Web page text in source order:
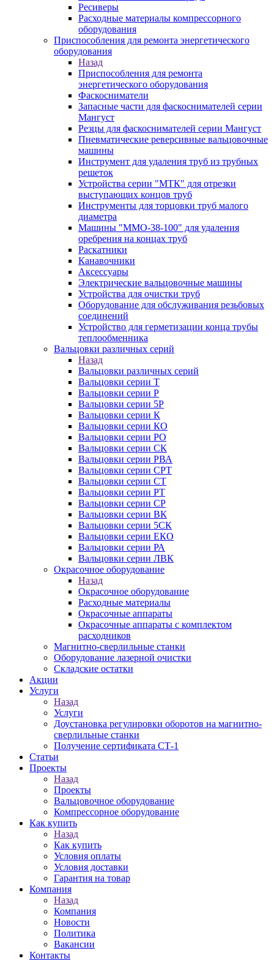
Ресиверы
Расходные материалы компрессорного
оборудования
Приспособления для ремонта энергетического
оборудования
Назад
Приспособления для ремонта
энергетического оборудования
Фаскосниматели
Запасные части для фаскоснимателей серии
Мангуст
Резцы для фаскоснимателей серии Мангуст
Пневматические реверсивные вальцовочные
машины
Инструмент для удаления труб из трубных
решеток
Устройства серии "МТК" для отрезки
выступающих концов труб
Инструменты для торцовки труб малого
диаметра
Машины "ММО-38-100" для удаления
оребрения на концах труб
Раскатники
Канавочники
Аксессуары
Электрические вальцовочные машины
Устройства для очистки труб
Оборудование для обслуживания резьбовых
соединений
Устройство для герметизации конца трубы
теплообменника
Вальцовки различных серий
Назад
Вальцовки различных серий
Вальцовки серии Т
Вальцовки серии Р
Вальцовки серии 5Р
Вальцовки серии К
Вальцовки серии КО
Вальцовки серии РО
Вальцовки серии СК
Вальцовки серии РВА
Вальцовки серии СРТ
Вальцовки серии СТ
Вальцовки серии РТ
Вальцовки серии СР
Вальцовки серии ВК
Вальцовки серии 5СК
Вальцовки серии ЕКО
Вальцовки серии РА
Вальцовки серии ЛВК
Окрасочное оборудование
Назад
Окрасочное оборудование
Расходные материалы
Окрасочные аппараты
Окрасочные аппараты с комплектом
расходников
Магнитно-сверлильные станки
Оборудование лазерной очистки
Складские остатки
Акции
Услуги
Назад
Услуги
Доустановка регулировки оборотов на магнитно-
сверлильные станки
Получение сертификата СТ-1
Статьи
Проекты
Назад
Проекты
Вальцовочное оборудование
Компрессорное оборудование
Как купить
Назад
Как купить
Условия оплаты
Условия доставки
Гарантия на товар
Компания
Назад
Компания
Новости
Политика
Вакансии
Контакты